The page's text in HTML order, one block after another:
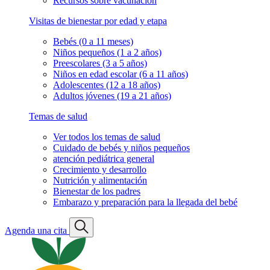
Visitas de bienestar por edad y etapa
Bebés (0 a 11 meses)
Niños pequeños (1 a 2 años)
Preescolares (3 a 5 años)
Niños en edad escolar (6 a 11 años)
Adolescentes (12 a 18 años)
Adultos jóvenes (19 a 21 años)
Temas de salud
Ver todos los temas de salud
Cuidado de bebés y niños pequeños
atención pediátrica general
Crecimiento y desarrollo
Nutrición y alimentación
Bienestar de los padres
Embarazo y preparación para la llegada del bebé
Agenda una cita